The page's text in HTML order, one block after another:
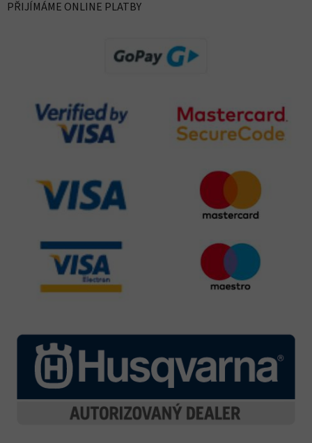
PŘIJÍMÁME ONLINE PLATBY